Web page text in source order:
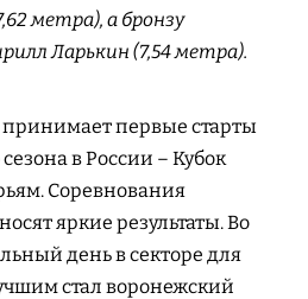
метра), а бронзу
Ларькин (7,54 метра).
первые старты
в России – Кубок
Соревнования
яркие результаты. Во
день в секторе для
стал воронежский